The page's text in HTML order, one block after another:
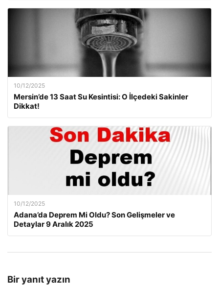
10/12/2025
Mersin’de 13 Saat Su Kesintisi: O İlçedeki Sakinler
Dikkat!
10/12/2025
Adana’da Deprem Mi Oldu? Son Gelişmeler ve
Detaylar 9 Aralık 2025
Bir yanıt yazın